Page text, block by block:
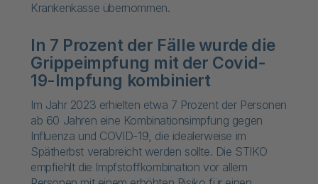
Krankenkasse übernommen.
In 7 Prozent der Fälle wurde die
Grippeimpfung mit der Covid-
19-Impfung kombiniert
Im Jahr 2023 erhielten etwa 7 Prozent der Personen
ab 60 Jahren eine Kombinationsimpfung gegen
Influenza und COVID-19, die idealerweise im
Spätherbst verabreicht werden sollte. Die STIKO
empfiehlt die Impfstoffkombination vor allem